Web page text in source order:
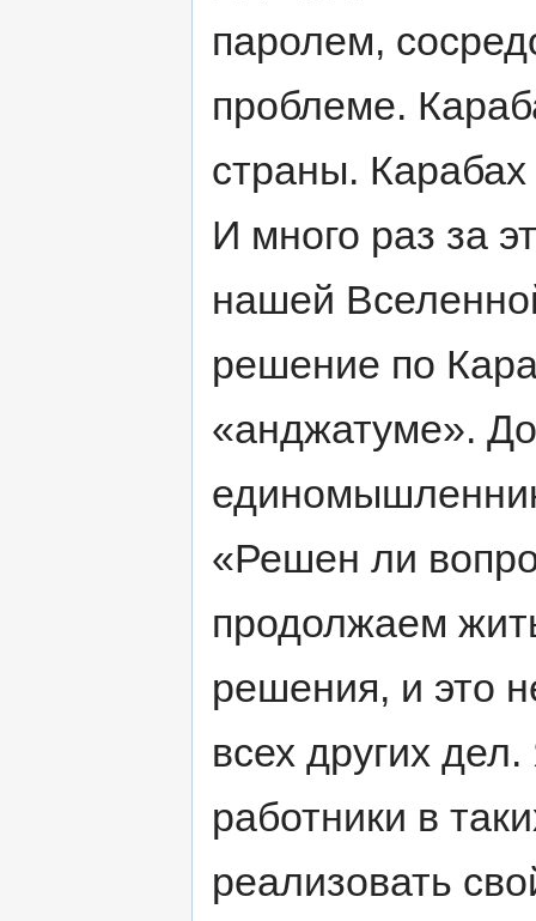
паролем,
проблеме.
страны.
И много раз за
нашей
решение по
«анджатуме».
«Решен ли
продолжаем
решения, и это
всех других
работники в
реализовать